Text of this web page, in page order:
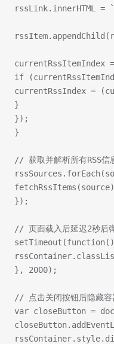
rssLink.innerHTML
if
currentRssIndex =
}
});
}
// 获取并解析所有RSS信
});
// 页面载入后延迟2秒后
}, 2000);
// 点击关闭按钮后隐藏容
var closeButton =